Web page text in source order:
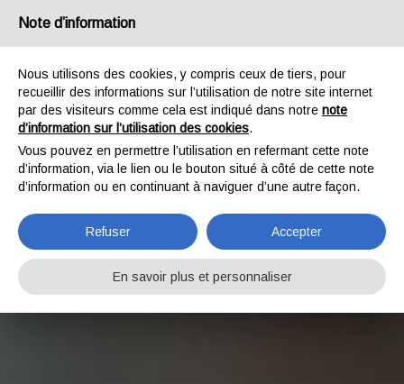
IT | EN | FR
Note d’information
Nous utilisons des cookies, y compris ceux de tiers, pour
recueillir des informations sur l’utilisation de notre site internet
par des visiteurs comme cela est indiqué dans notre note
d’information sur l’utilisation des cookies.
Vous pouvez en permettre l’utilisation en refermant cette note
d’information, via le lien ou le bouton situé à côté de cette note
d’information ou en continuant à naviguer d’une autre façon.
Refuser Accepter
En savoir plus et personnaliser